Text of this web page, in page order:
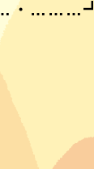
・………┛